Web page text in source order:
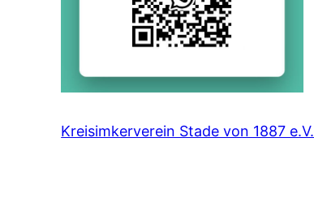
Kreisimkerverein Stade von 1887 e.V.